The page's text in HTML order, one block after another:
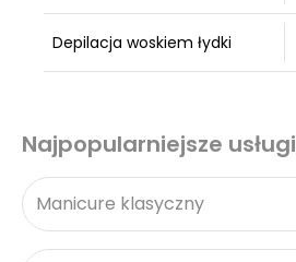
Depilacja woskiem łydki
Najpopularniejsze usługi
Manicure klasyczny